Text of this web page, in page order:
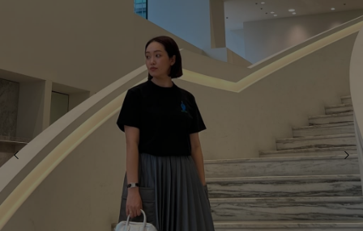
前の画像 次